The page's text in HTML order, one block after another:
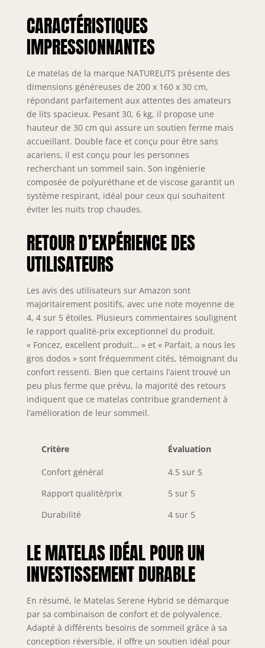
mousses ne contiennent pas de
mercure, de plomb et d'autres
métaux lourds. Boîte extérieure de
protection pour un transport facile.
Emballage sous vide, reprend sa
forme en 24 heures. Attention :
retirez le plastique d'emballage sous
vide avant 1 mois à partir de l'achat.
Avec la garantie de retour de
NatureLits.
CARACTÉRISTIQUES
IMPRESSIONNANTES
Le matelas de la marque NATURELITS présente des
dimensions généreuses de 200 x 160 x 30 cm,
répondant parfaitement aux attentes des amateurs
de lits spacieux. Pesant 30, 6 kg, il propose une
hauteur de 30 cm qui assure un soutien ferme mais
accueillant. Double face et conçu pour être sans
acariens, il est conçu pour les personnes
recherchant un sommeil sain. Son ingénierie
composée de polyuréthane et de viscose garantit un
système respirant, idéal pour ceux qui souhaitent
éviter les nuits trop chaudes.
RETOUR D’EXPÉRIENCE DES
UTILISATEURS
Les avis des utilisateurs sur Amazon sont
majoritairement positifs, avec une note moyenne de
4, 4 sur 5 étoiles. Plusieurs commentaires soulignent
le rapport qualité-prix exceptionnel du produit.
« Foncez, excellent produit… » et « Parfait, a nous les
gros dodos » sont fréquemment cités, témoignant du
confort ressenti. Bien que certains l’aient trouvé un
peu plus ferme que prévu, la majorité des retours
indiquent que ce matelas contribue grandement à
l’amélioration de leur sommeil.
Critère Évaluation
Confort général
4.5 sur 5
Rapport qualité/prix
5 sur 5
Durabilité
4 sur 5
LE MATELAS IDÉAL POUR UN
INVESTISSEMENT DURABLE
En résumé, le Matelas Serene Hybrid se démarque
par sa combinaison de confort et de polyvalence.
Adapté à différents besoins de sommeil grâce à sa
conception réversible, il offre un soutien idéal pour